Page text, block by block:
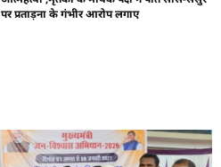
पर प्रताड़ना के गंभीर आरोप लगाए